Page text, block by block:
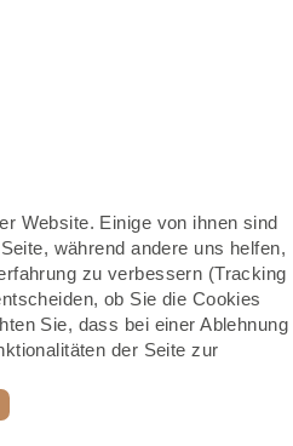
Website. Einige von ihnen sind
während andere uns helfen,
zu verbessern (Tracking
ob Sie die Cookies
Sie, dass bei einer Ablehnung
der Seite zur